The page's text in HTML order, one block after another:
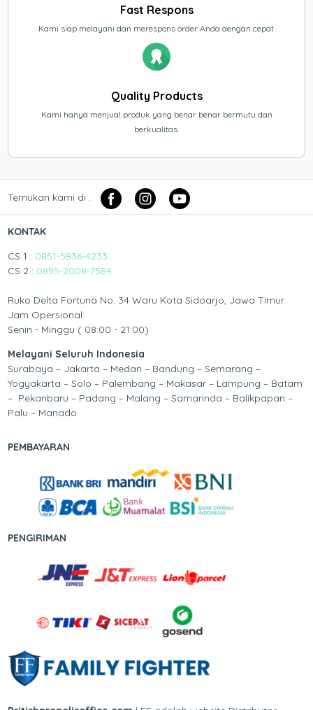
Fast Respons
Kami siap melayani dan merespons order Anda dengan cepat.
Quality Products
Kami hanya menjual produk yang benar benar bermutu dan
berkualitas.
Temukan kami di :
KONTAK
CS 1 : 0851-5836-4233
CS 2 : 0895-2008-7584
Ruko Delta Fortuna No. 34 Waru Kota Sidoarjo, Jawa Timur
Jam Opersional:
Senin - Minggu ( 08:00 - 21:00)
Melayani Seluruh Indonesia
Surabaya – Jakarta – Medan – Bandung – Semarang –
Yogyakarta – Solo – Palembang – Makasar – Lampung – Batam
– Pekanbaru – Padang – Malang – Samarinda – Balikpapan –
Palu – Manado
PEMBAYARAN
PENGIRIMAN